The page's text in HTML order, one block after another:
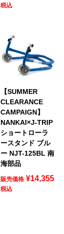
税込
【SUMMER
CLEARANCE
CAMPAIGN】
NANKAI×J-TRIP
ショートローラ
ースタンド ブル
ー NJT-125BL 南
海部品
販売価格 ¥14,355
税込